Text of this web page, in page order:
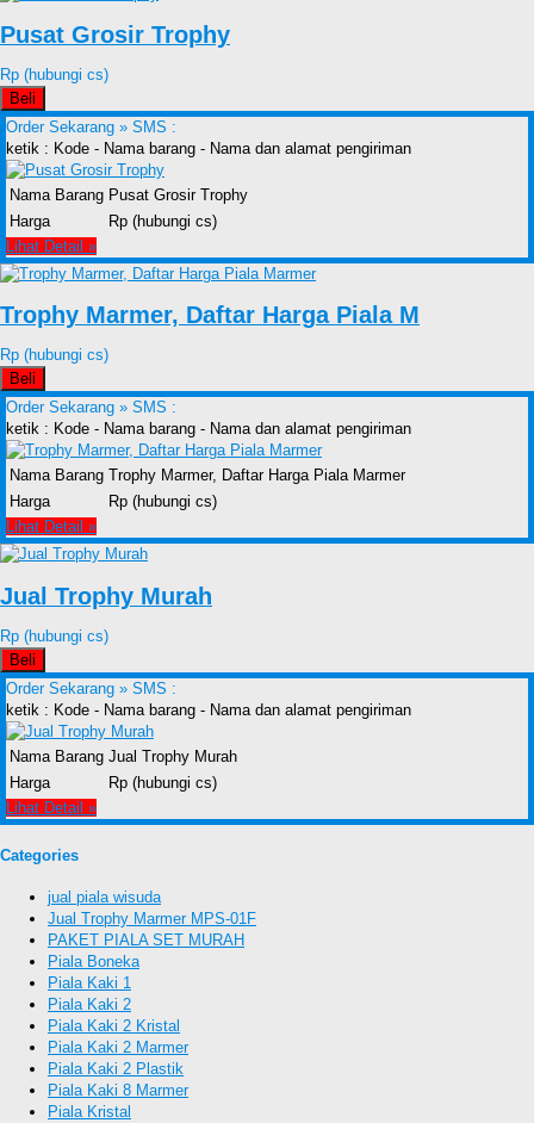
Pusat Grosir Trophy
Rp (hubungi cs)
Beli
Order Sekarang » SMS :
ketik : Kode - Nama barang - Nama dan alamat pengiriman
Nama Barang Pusat Grosir Trophy
Harga
Rp (hubungi cs)
Lihat Detail »
Trophy Marmer, Daftar Harga Piala M
Rp (hubungi cs)
Beli
Order Sekarang » SMS :
ketik : Kode - Nama barang - Nama dan alamat pengiriman
Nama Barang Trophy Marmer, Daftar Harga Piala Marmer
Harga
Rp (hubungi cs)
Lihat Detail »
Jual Trophy Murah
Rp (hubungi cs)
Beli
Order Sekarang » SMS :
ketik : Kode - Nama barang - Nama dan alamat pengiriman
Nama Barang Jual Trophy Murah
Harga
Rp (hubungi cs)
Lihat Detail »
Categories
jual piala wisuda
Jual Trophy Marmer MPS-01F
PAKET PIALA SET MURAH
Piala Boneka
Piala Kaki 1
Piala Kaki 2
Piala Kaki 2 Kristal
Piala Kaki 2 Marmer
Piala Kaki 2 Plastik
Piala Kaki 8 Marmer
Piala Kristal